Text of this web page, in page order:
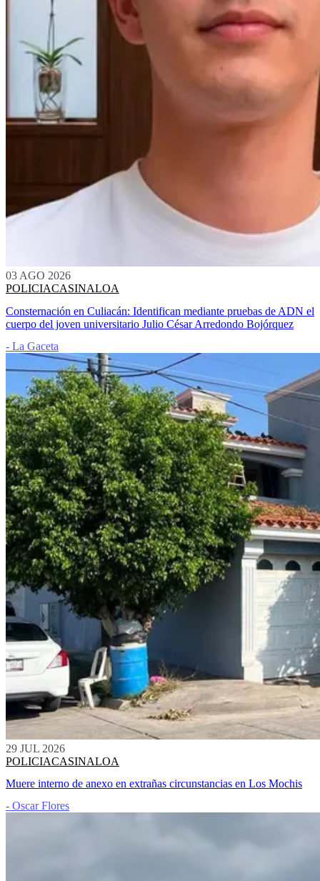
03 AGO 2026
POLICIACASINALOA
Consternación en Culiacán: Identifican mediante pruebas de ADN el
cuerpo del joven universitario Julio César Arredondo Bojórquez
- La Gaceta
29 JUL 2026
POLICIACASINALOA
Muere interno de anexo en extrañas circunstancias en Los Mochis
- Oscar Flores